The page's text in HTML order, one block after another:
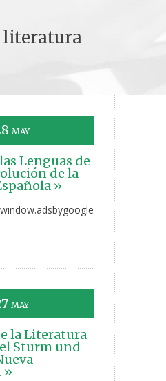
literatura
MAY
Lenguas de
de la
»
MAY
la Literatura
Sturm und
»